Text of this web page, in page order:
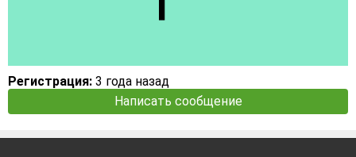
Регистрация: 3 года назад
Написать сообщение